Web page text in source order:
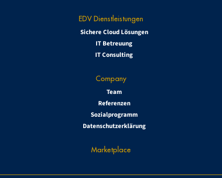
EDV Dienstleistungen
Sichere Cloud Lösungen
IT Betreuung
IT Consulting
Company
Team
Referenzen
Sozialprogramm
Datenschutzerklärung
Marketplace